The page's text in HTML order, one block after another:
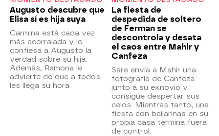
Augusto descubre que
Elisa sí es hija suya
Carmina está cada vez
más acorralada y le
confiesa a Augusto la
verdad sobre su hija.
Además, Ramona le
advierte de que a todos
les llega su hora.
La fiesta de
despedida de soltero
de Ferman se
descontrola y desata
el caos entre Mahir y
Canfeza
Sare envía a Mahir una
fotografía de Canfeza
junto a su exnovio y
consigue despertar sus
celos. Mientras tanto, una
fiesta con bailarinas en su
propia casa termina fuera
de control.